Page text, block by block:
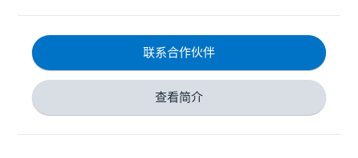
联系合作伙伴
查看简介